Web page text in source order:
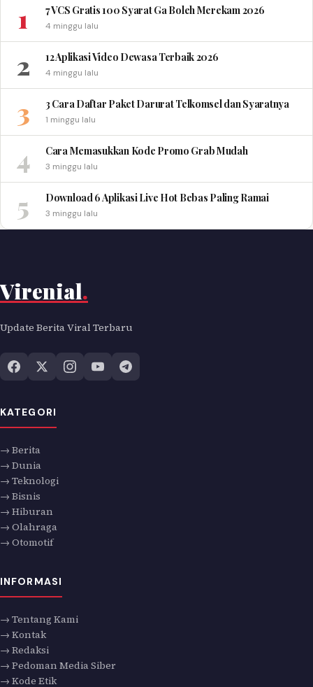
1 7 VCS Gratis 100 Syarat Ga Boleh Merekam 2026
4 minggu lalu
2 12 Aplikasi Video Dewasa Terbaik 2026
4 minggu lalu
3 3 Cara Daftar Paket Darurat Telkomsel dan Syaratnya
1 minggu lalu
4 Cara Memasukkan Kode Promo Grab Mudah
3 minggu lalu
5 Download 6 Aplikasi Live Hot Bebas Paling Ramai
3 minggu lalu
Virenial.
Update Berita Viral Terbaru
KATEGORI
→ Berita
→ Dunia
→ Teknologi
→ Bisnis
→ Hiburan
→ Olahraga
→ Otomotif
INFORMASI
→ Tentang Kami
→ Kontak
→ Redaksi
→ Pedoman Media Siber
→ Kode Etik